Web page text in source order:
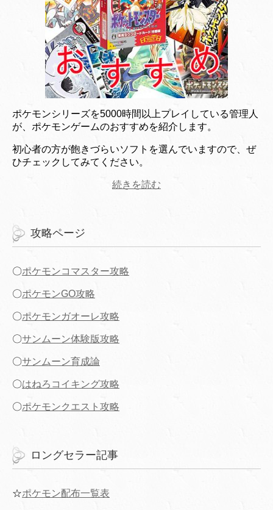
ポケモンシリーズを5000時間以上プレイしている管理人
が、ポケモンゲームのおすすめを紹介します。
初心者の方が飽きづらいソフトを選んでいますので、ぜ
ひチェックしてみてください。
続きを読む
攻略ページ
〇ポケモンコマスター攻略
〇ポケモンGO攻略
〇ポケモンガオーレ攻略
〇サンムーン体験版攻略
〇サンムーン育成論
〇はねろコイキング攻略
〇ポケモンクエスト攻略
ロングセラー記事
☆ポケモン配布一覧表